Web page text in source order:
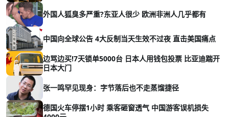
外国人狐臭多严重?东亚人很少 欧洲非洲人几乎都有
中国向全球公告 4大反制当天生效不过夜 直击美国痛点
边骂边买!7天锁单5000台 日本人用钱包投票 比亚迪踹开
日本大门
张一鸣罕见现身：字节落后也不走蒸馏捷径
德国火车停摆1小时 乘客砸窗透气 中国游客误机损失